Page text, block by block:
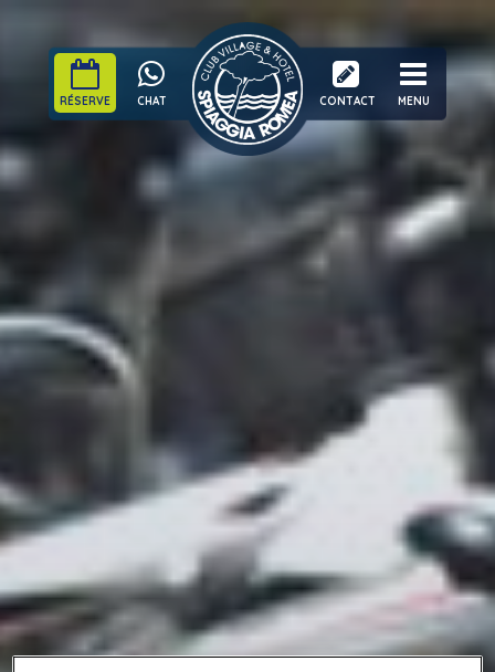
RÉSERVE CHAT CONTACT MENU